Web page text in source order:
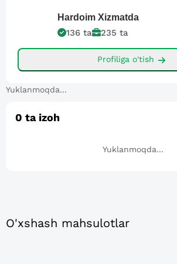
Hardoim Xizmatda
136 ta 235 ta
Profiliga o'tish
Yuklanmoqda...
0 ta izoh
Yuklanmoqda...
O'xshash mahsulotlar